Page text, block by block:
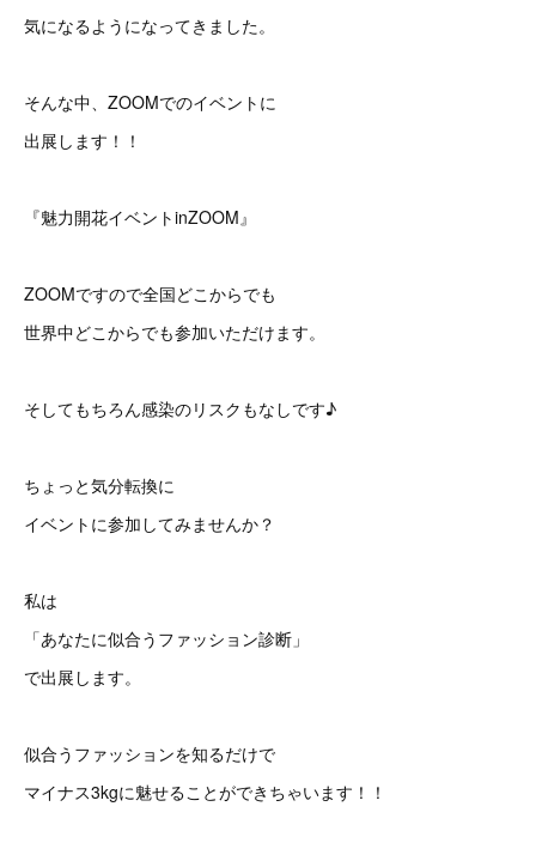
気になるようになってきました。
そんな中、ZOOMでのイベントに
出展します！！
『魅力開花イベントinZOOM』
ZOOMですので全国どこからでも
世界中どこからでも参加いただけます。
そしてもちろん感染のリスクもなしです♪
ちょっと気分転換に
イベントに参加してみませんか？
私は
「あなたに似合うファッション診断」
で出展します。
似合うファッションを知るだけで
マイナス3kgに魅せることができちゃいます！！